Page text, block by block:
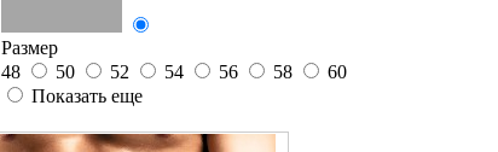
Размер
48
50 52 54 56 58
60
Показать еще